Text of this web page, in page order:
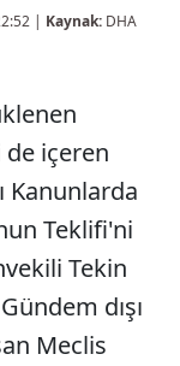
| Kaynak: DHA
içeren
Kanunlarda
Teklifi'ni
Tekin
dışı
Meclis